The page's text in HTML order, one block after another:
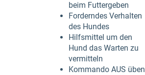
beim Futtergeben
Forderndes Verhalten
des Hundes
Hilfsmittel um den
Hund das Warten zu
vermitteln
Kommando AUS üben